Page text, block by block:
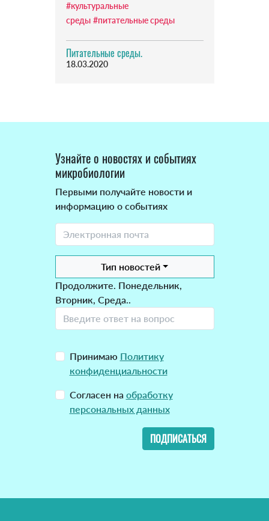
#культуральные
среды #питательные среды
Питательные среды.
18.03.2020
Узнайте о новостях и событиях
микробиологии
Первыми получайте новости и
информацию о событиях
Тип новостей
Продолжите. Понедельник,
Вторник, Среда..
Принимаю Политику
конфиденциальности
Согласен на обработку
персональных данных
ПОДПИСАТЬСЯ